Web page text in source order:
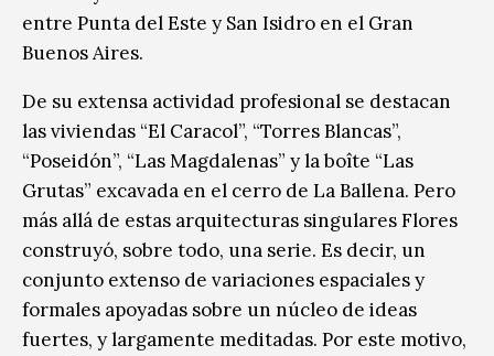
entre Punta del Este y San Isidro en el Gran
Buenos Aires.
De su extensa actividad profesional se destacan
las viviendas “El Caracol”, “Torres Blancas”,
“Poseidón”, “Las Magdalenas” y la boîte “Las
Grutas” excavada en el cerro de La Ballena. Pero
más allá de estas arquitecturas singulares Flores
construyó, sobre todo, una serie. Es decir, un
conjunto extenso de variaciones espaciales y
formales apoyadas sobre un núcleo de ideas
fuertes, y largamente meditadas. Por este motivo,